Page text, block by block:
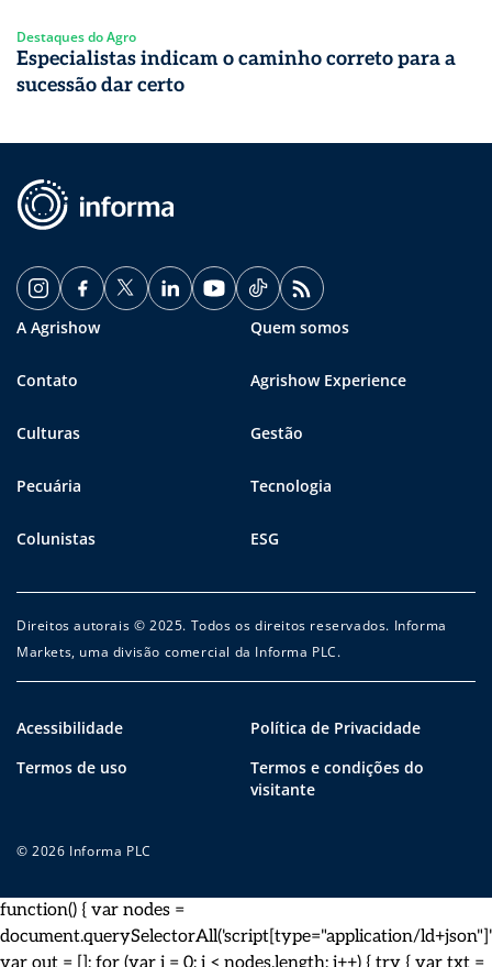
Destaques do Agro
Especialistas indicam o caminho correto para a
sucessão dar certo
A Agrishow Quem somos
Contato Agrishow Experience
Culturas Gestão
Pecuária Tecnologia
Colunistas ESG
Direitos autorais © 2025. Todos os direitos reservados. Informa
Markets, uma divisão comercial da Informa PLC.
Acessibilidade
Política de Privacidade
Termos de uso
Termos e condições do
visitante
© 2026 Informa PLC
function() { var nodes =
document.querySelectorAll('script[type="application/